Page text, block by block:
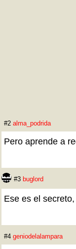
#2 alma_podrida
Pero aprende a
#3 buglord
Ese es el
#4 geniodelalampara